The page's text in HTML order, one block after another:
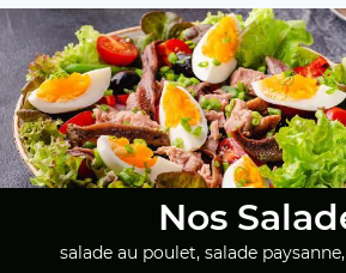
Nos
salade au poulet, salade